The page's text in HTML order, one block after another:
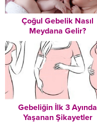
Çoğul Gebelik Nasıl
Meydana Gelir?
Gebeliğin İlk 3 Ayında
Yaşanan Şikayetler